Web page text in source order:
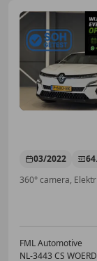
03/2022
FML Automotive
NL-3443 CS